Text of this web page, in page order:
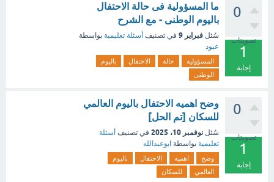
0
تصويتات
1
إجابة
ما المسؤولية فى حالة الاحتفال
باليوم الوطنى - مع الشرح
سُئل فبراير 9 في تصنيف أسئلة تعليمية بواسطة
عبود
المسؤولية حالة الاحتفال
باليوم
الوطنى
0
تصويتات
1
إجابة
وضح اهميه الاحتفال باليوم العالمي
للسكان [تم الحل]
سُئل نوفمبر 10، 2025 في تصنيف أسئلة
تعليمية بواسطة ابوعبدالله
وضح اهميه الاحتفال
باليوم
العالمي
للسكان